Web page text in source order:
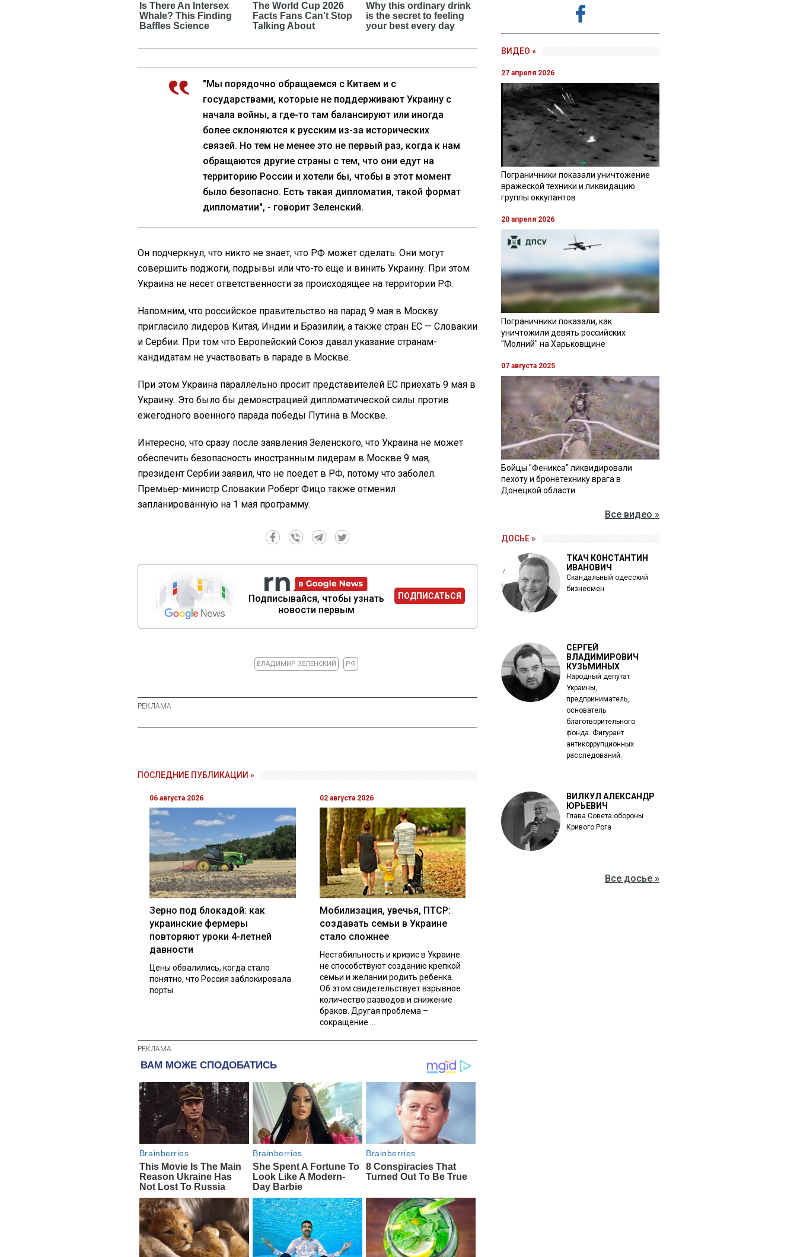
"Мы порядочно обращаемся с Китаем и с
государствами, которые не поддерживают Украину с
начала войны, а где-то там балансируют или иногда
более склоняются к русским из-за исторических
связей. Но тем не менее это не первый раз, когда к нам
обращаются другие страны с тем, что они едут на
территорию России и хотели бы, чтобы в этот момент
было безопасно. Есть такая дипломатия, такой формат
дипломатии", - говорит Зеленский.
Он подчеркнул, что никто не знает, что РФ может сделать. Они могут
совершить поджоги, подрывы или что-то еще и винить Украину. При этом
Украина не несет ответственности за происходящее на территории РФ.
Напомним, что российское правительство на парад 9 мая в Москву
пригласило лидеров Китая, Индии и Бразилии, а также стран ЕС — Словакии
и Сербии. При том что Европейский Союз давал указание странам-
кандидатам не участвовать в параде в Москве.
При этом Украина параллельно просит представителей ЕС приехать 9 мая в
Украину. Это было бы демонстрацией дипломатической силы против
ежегодного военного парада победы Путина в Москве.
Интересно, что сразу после заявления Зеленского, что Украина не может
обеспечить безопасность иностранным лидерам в Москве 9 мая,
президент Сербии заявил, что не поедет в РФ, потому что заболел.
Премьер-министр Словакии Роберт Фицо также отменил
запланированную на 1 мая программу.
Подписывайся, чтобы узнать
новости первым
ПОДПИСАТЬСЯ
ВЛАДИМИР ЗЕЛЕНСКИЙ РФ
ПОСЛЕДНИЕ ПУБЛИКАЦИИ »
06 августа 2026
Зерно под блокадой: как
украинские фермеры
повторяют уроки 4-летней
давности
Цены обвалились, когда стало
понятно, что Россия заблокировала
порты
02 августа 2026
Мобилизация, увечья, ПТСР:
создавать семьи в Украине
стало сложнее
Нестабильность и кризис в Украине
не способствуют созданию крепкой
семьи и желании родить ребенка.
Об этом свидетельствует взрывное
количество разводов и снижение
браков. Другая проблема –
сокращение ...
ВИДЕО »
27 апреля 2026
Пограничники показали уничтожение
вражеской техники и ликвидацию
группы оккупантов
20 апреля 2026
Пограничники показали, как
уничтожили девять российских
"Молний" на Харьковщине
07 августа 2025
Бойцы "Феникса" ликвидировали
пехоту и бронетехнику врага в
Донецкой области
Все видео »
ДОСЬЕ »
ТКАЧ КОНСТАНТИН
ИВАНОВИЧ
Скандальный одесский
бизнесмен
СЕРГЕЙ
ВЛАДИМИРОВИЧ
КУЗЬМИНЫХ
Народный депутат
Украины,
предприниматель,
основатель
благотворительного
фонда. Фигурант
антикоррупционных
расследований.
ВИЛКУЛ АЛЕКСАНДР
ЮРЬЕВИЧ
Глава Совета обороны
Кривого Рога
Все досье »